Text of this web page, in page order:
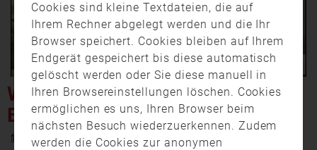
Video
WOHNHAUS IN HOF DURCH
BRAND VÖLLIG ZERSTÖRT
14. November 2016 16:59
Cookies sind kleine Textdateien, die auf
Ihrem Rechner abgelegt werden und die Ihr
Browser speichert. Cookies bleiben auf Ihrem
Endgerät gespeichert bis diese automatisch
gelöscht werden oder Sie diese manuell in
Ihren Browsereinstellungen löschen. Cookies
ermöglichen es uns, Ihren Browser beim
nächsten Besuch wiederzuerkennen. Zudem
werden die Cookies zur anonymen